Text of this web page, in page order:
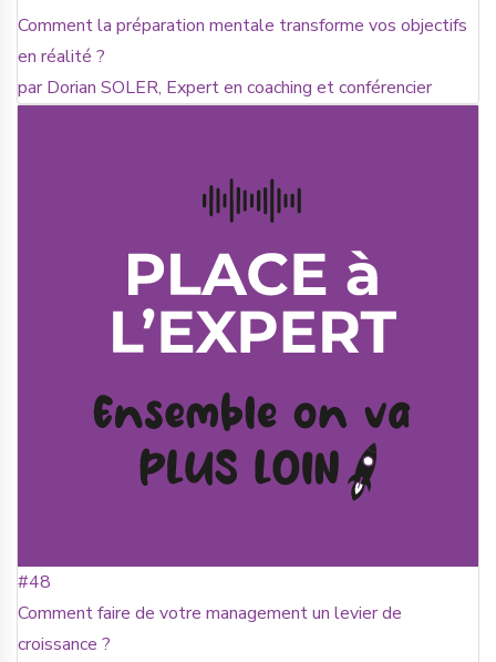
Comment la préparation mentale transforme vos objectifs
en réalité ?
par Dorian SOLER, Expert en coaching et conférencier
#48
Comment faire de votre management un levier de
croissance ?